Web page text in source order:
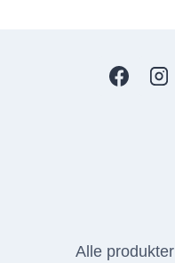
Alle produkter